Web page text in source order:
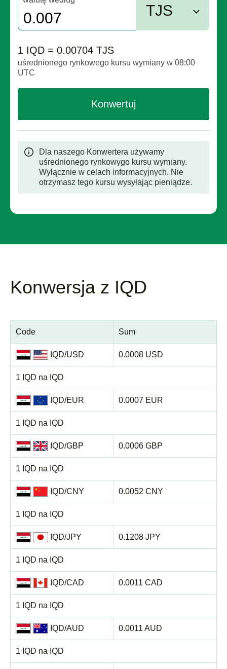
TJS
1 IQD = 0.00704 TJS
uśrednionego rynkowego kursu wymiany w 08:00
UTC
Konwertuj
Dla naszego Konwertera używamy
uśrednionego rynkowygo kursu wymiany.
Wyłącznie w celach informacyjnych. Nie
otrzymasz tego kursu wysyłając pieniądze.
Konwersja z IQD
Code Sum
IQD/USD
1 IQD na IQD
0.0008 USD
IQD/EUR
1 IQD na IQD
0.0007 EUR
IQD/GBP
1 IQD na IQD
0.0006 GBP
IQD/CNY
1 IQD na IQD
0.0052 CNY
IQD/JPY
1 IQD na IQD
0.1208 JPY
IQD/CAD
1 IQD na IQD
0.0011 CAD
IQD/AUD
1 IQD na IQD
0.0011 AUD